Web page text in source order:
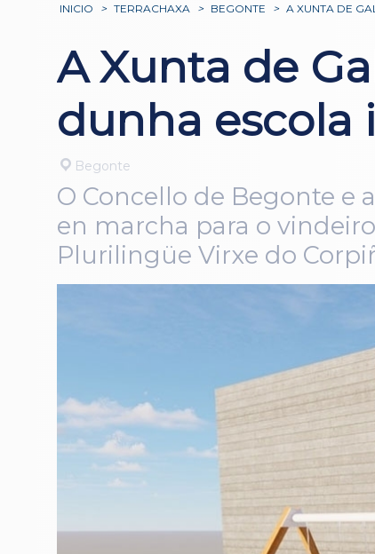
INICIO > TERRACHAXA > BEGONTE > A XUNTA DE
A Xunta de
dunha
Begonte
O Concello de Begonte e
en marcha para o
Plurilingüe Virxe do